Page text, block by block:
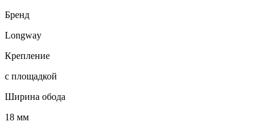
Бренд
Longway
Крепление
с площадкой
Ширина обода
18 мм